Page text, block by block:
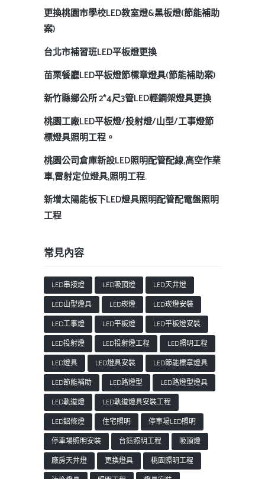
更換桃園市學校LED教室燈&黑板燈(節能補助
案)
台北市補習班LED平板燈更換
苗栗餐廳LED平板燈節標章燈具(節能補助案)
新竹縣鄉公所 2*4尺3管LED輕鋼架燈具更換
桃園工廠LED平板燈/投射燈/山型/工事燈節
標燈具照明工程。
桃園公司倉庫新設LED照明配管配線,高空作業
車,雷射定位燈具,照明工程.
新增太陽能板下LED燈具照明配管配電盤照明
工程
常見內容
LED串接燈 LED吸頂燈
LED天井燈
LED山型燈具
LED崁燈
LED崁燈安裝
LED工事燈
LED平板燈
LED平板燈安裝
LED投射燈
LED投射燈工程
LED照明工程
LED燈具
LED燈具安裝
LED節能標章燈具
LED節能補助
LED路燈型
LED路燈型燈具
LED軌道燈
LED軌道燈具安裝工程
LED鋁條燈
住宅照明
停車場LED照明
停車場照明安裝
台鈺照明工程
吸頂燈
廠房天井燈
更換燈具
桃園照明工程